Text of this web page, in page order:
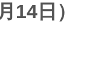
日）